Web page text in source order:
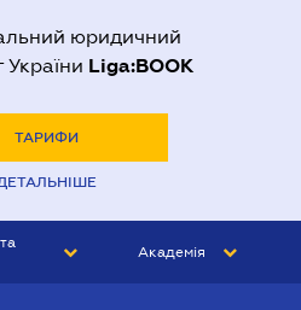
юридичний
України Liga:BOOK
ТАРИФИ
Академія